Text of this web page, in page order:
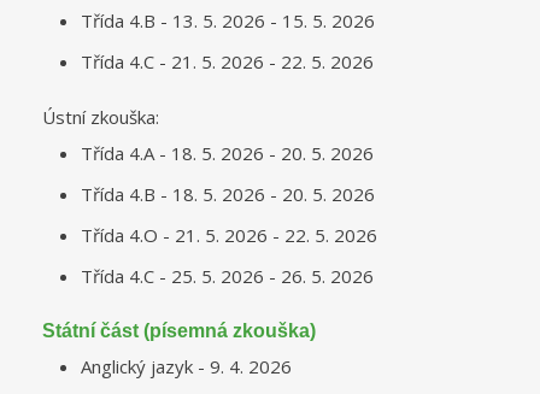
Třída 4.B - 13. 5. 2026 - 15. 5. 2026
Třída 4.C - 21. 5. 2026 - 22. 5. 2026
Ústní zkouška:
Třída 4.A - 18. 5. 2026 - 20. 5. 2026
Třída 4.B - 18. 5. 2026 - 20. 5. 2026
Třída 4.O - 21. 5. 2026 - 22. 5. 2026
Třída 4.C - 25. 5. 2026 - 26. 5. 2026
Státní část (písemná zkouška)
Anglický jazyk - 9. 4. 2026